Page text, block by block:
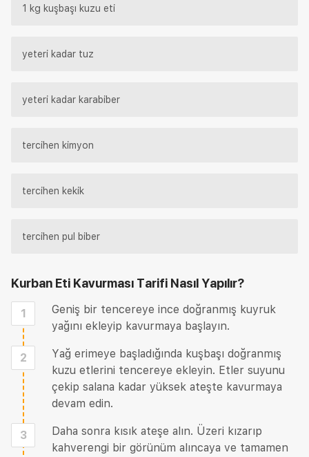
1 kg kuşbaşı kuzu eti
yeteri kadar tuz
yeteri kadar karabiber
tercihen kimyon
tercihen kekik
tercihen pul biber
Kurban Eti Kavurması Tarifi Nasıl Yapılır?
1
Geniş bir tencereye ince doğranmış kuyruk
yağını ekleyip kavurmaya başlayın.
2
Yağ erimeye başladığında kuşbaşı doğranmış
kuzu etlerini tencereye ekleyin. Etler suyunu
çekip salana kadar yüksek ateşte kavurmaya
devam edin.
3
Daha sonra kısık ateşe alın. Üzeri kızarıp
kahverengi bir görünüm alıncaya ve tamamen